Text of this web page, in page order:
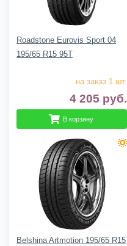
Roadstone Eurovis Sport 04
195/65 R15 95T
на заказ 1 шт.
4 205 руб.
В корзину
Belshina Artmotion 195/65 R15